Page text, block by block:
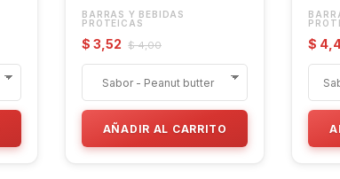
BARRAS Y BEBIDAS
PROTEICAS
$ 3,52 $ 4,00
AÑADIR AL CARRITO
$